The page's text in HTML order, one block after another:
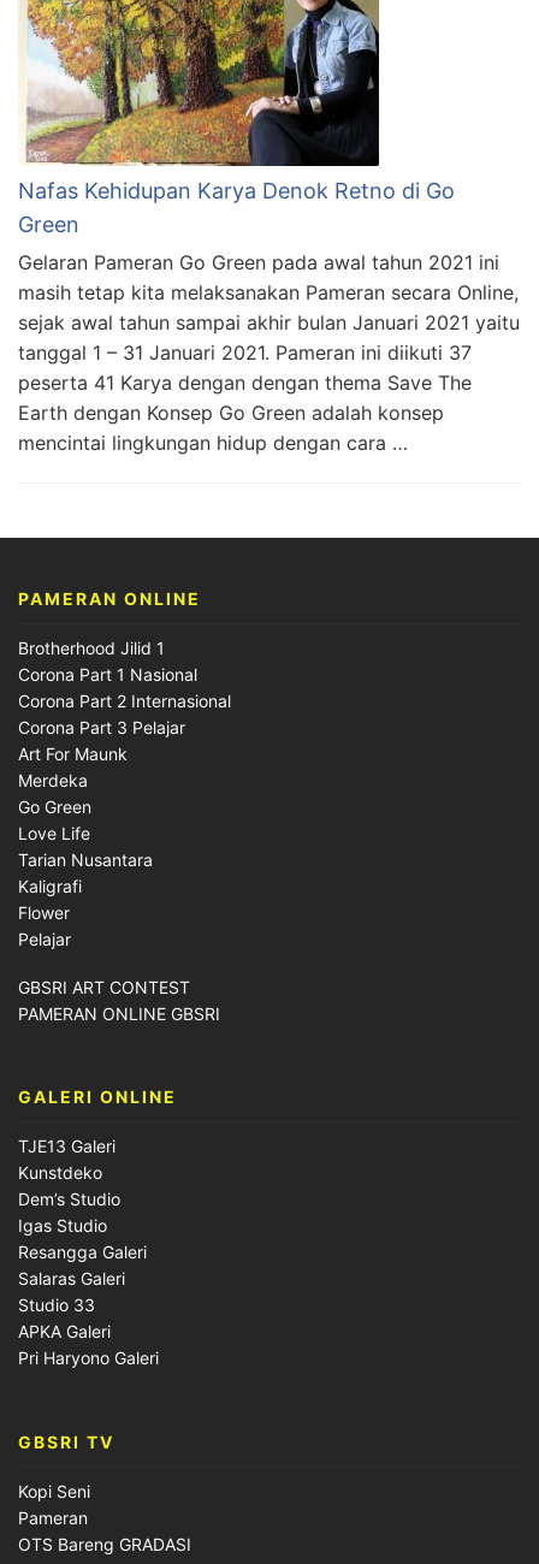
Nafas Kehidupan Karya Denok Retno di Go
Green
Gelaran Pameran Go Green pada awal tahun 2021 ini
masih tetap kita melaksanakan Pameran secara Online,
sejak awal tahun sampai akhir bulan Januari 2021 yaitu
tanggal 1 – 31 Januari 2021. Pameran ini diikuti 37
peserta 41 Karya dengan dengan thema Save The
Earth dengan Konsep Go Green adalah konsep
mencintai lingkungan hidup dengan cara …
PAMERAN ONLINE
Brotherhood Jilid 1
Corona Part 1 Nasional
Corona Part 2 Internasional
Corona Part 3 Pelajar
Art For Maunk
Merdeka
Go Green
Love Life
Tarian Nusantara
Kaligrafi
Flower
Pelajar
GBSRI ART CONTEST
PAMERAN ONLINE GBSRI
GALERI ONLINE
TJE13 Galeri
Kunstdeko
Dem’s Studio
Igas Studio
Resangga Galeri
Salaras Galeri
Studio 33
APKA Galeri
Pri Haryono Galeri
GBSRI TV
Kopi Seni
Pameran
OTS Bareng GRADASI